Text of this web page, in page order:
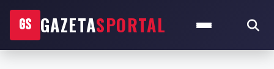
GS GAZETASPORTAL